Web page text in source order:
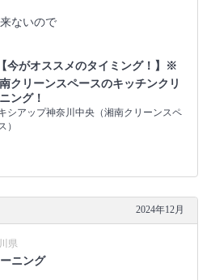
ないので
今がオススメのタイミング！】※
クリーンスペースのキッチンクリ
ング！
シアップ神奈川中央（湘南クリーンスペ
）
2024年12月
県
ニング